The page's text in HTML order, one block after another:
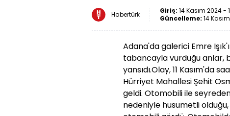
Habertürk Giriş: 14 Kasım 2024 -
Güncelleme: 14
Adana'da galerici Emre
tabancayla vurduğu anlar,
yansıdı.Olay, 11 Kasım'da
Hürriyet Mahallesi Şehit
geldi. Otomobili ile
nedeniyle husumetli olduğu,